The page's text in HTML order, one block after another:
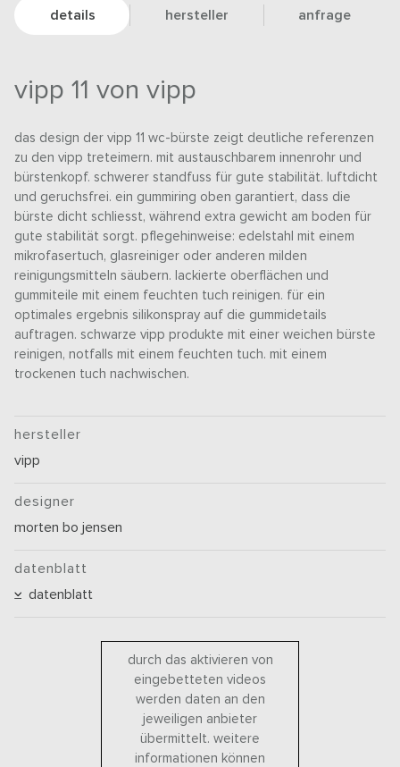
details hersteller anfrage
vipp 11 von vipp
das design der vipp 11 wc-bürste zeigt deutliche referenzen
zu den vipp treteimern. mit austauschbarem innenrohr und
bürstenkopf. schwerer standfuss für gute stabilität. luftdicht
und geruchsfrei. ein gummiring oben garantiert, dass die
bürste dicht schliesst, während extra gewicht am boden für
gute stabilität sorgt. pflegehinweise: edelstahl mit einem
mikrofasertuch, glasreiniger oder anderen milden
reinigungsmitteln säubern. lackierte oberflächen und
gummiteile mit einem feuchten tuch reinigen. für ein
optimales ergebnis silikonspray auf die gummidetails
auftragen. schwarze vipp produkte mit einer weichen bürste
reinigen, notfalls mit einem feuchten tuch. mit einem
trockenen tuch nachwischen.
hersteller
vipp
designer
morten bo jensen
datenblatt
datenblatt
durch das aktivieren von
eingebetteten videos
werden daten an den
jeweiligen anbieter
übermittelt. weitere
informationen können